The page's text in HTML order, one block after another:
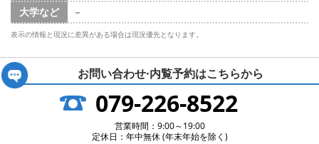
大学など
－
表示の情報と現況に差異がある場合は現況優先となります。
お問い合わせ·内覧予約はこちらから
079-226-8522
営業時間：9:00～19:00
定休日：年中無休 (年末年始を除く)